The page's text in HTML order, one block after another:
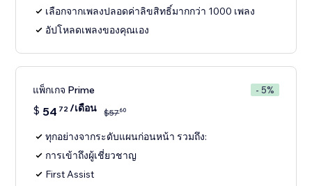
เลือกจากเพลงปลอดค่าลิขสิทธิ์มากกว่า 1000 เพลง
อัปโหลดเพลงของคุณเอง
แพ็กเกจ Prime - 5%
$ 54 72/เดือน $5760
ทุกอย่างจากระดับแผนก่อนหน้า รวมถึง:
การเข้าถึงผู้เชี่ยวชาญ
First Assist